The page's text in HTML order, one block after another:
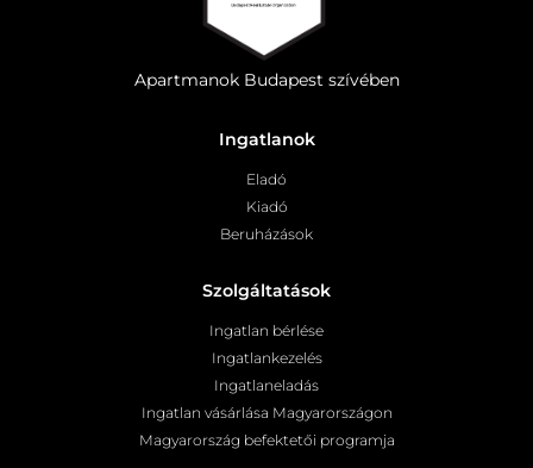
Apartmanok Budapest szívében
Ingatlanok
Eladó
Kiadó
Beruházások
Szolgáltatások
Ingatlan bérlése
Ingatlankezelés
Ingatlaneladás
Ingatlan vásárlása Magyarországon
Magyarország befektetői programja